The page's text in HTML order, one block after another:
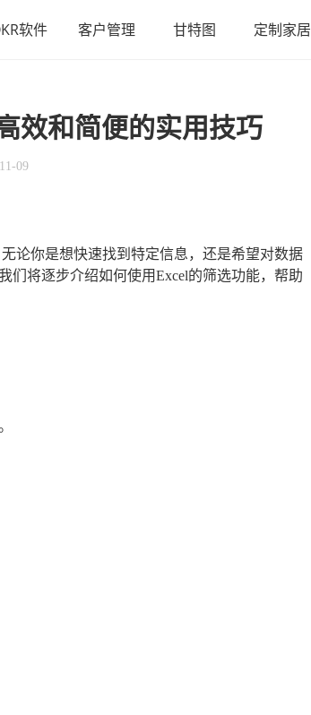
软件 客户管理 甘特图 定制家居
效和简便的实用技巧
09
论你是想快速找到特定信息，还是希望对数据
们将逐步介绍如何使用Excel的筛选功能，帮助